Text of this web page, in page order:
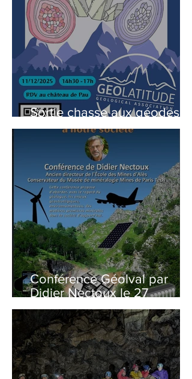
Sortie chasse aux géodes du
11 décembre 2025
Conférence Géolval par
Didier Nectoux le 27
Novembre 2025